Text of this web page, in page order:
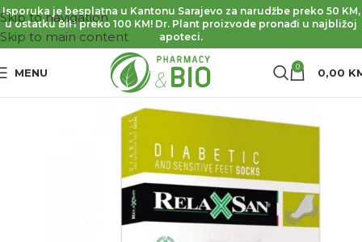
Skip to navigation
Skip to main content
Isporuka je besplatna u Kantonu Sarajevo za narudžbe preko 50 KM,
u ostatku BiH preko 100 KM! Dr. Plant proizvode pronađi u najbližoj
apoteci.
MENU 0 0,00